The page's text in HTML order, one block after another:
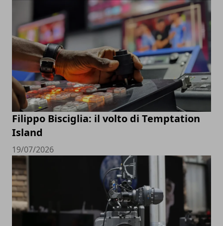
Filippo Bisciglia: il volto di Temptation
Island
19/07/2026